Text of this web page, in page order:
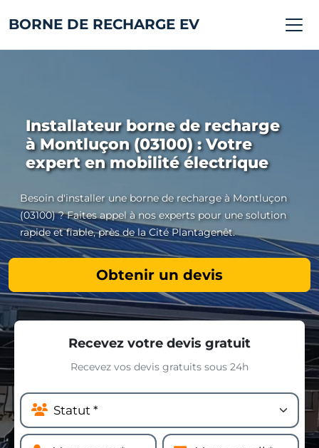
BORNE DE RECHARGE EV
Installateur borne de recharge
à Montluçon (03100) : Votre
expert en mobilité électrique
Besoin d'installer une borne de recharge à Montluçon
(03100) ? Faites appel à nos experts pour une solution
rapide et fiable, près de la Cité Plantagenêt.
Obtenir un devis
Recevez votre devis gratuit
Recevez vos devis gratuits sous 24h